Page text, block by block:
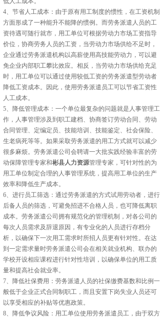
4、节省人工成本：由于原有用工制度的惯性，在工资机制
方面形成了一种能升不能降的惯例。而劳务派遣人员的工
资待遇可随行就市，用工单位可根据劳动力市场工资指导
价位，协商劳务人员的工资，当劳动力市场供给不足时，
企业通过劳务派遣机构以高薪使用高技能劳动力，可以避
免企业内部职工攀比效应。相反，当劳动力市场供给充足
时，用工单位可以通过使用较低工资的劳务派遣型劳动者
降低工资成本。因此，使用劳务派遣员工可以节省工资性
人工成本。
5、降低管理成本：一个单位最复杂的问题就是人事管理工
作，人事管理涉及到职工建档、协商签订劳动合同、劳动
合同管理、定编定员、技能培训、技能鉴定、社会保险、
生老病死等等。如果采取劳务派遣的用工方式就可以减少
很多麻烦。劳务派遣公司会聘请一大批实践经验丰富的劳
动保障管理专家和彬县人力资源管理专家，可针对性的为
用工单位制定合理的人事管理系统，提高用工单位的生产
效率和降低生产成本。
6、进行员工筛选：通过劳务派遣的方式试用劳动者，进行
后备人员的筛选，可避免招进不合格人员，也可降低离职
成本。劳务派遣公司拥有规范化的管理机制，对各公司的
每次人员需求及辞退原因，有专业化的人员进行存档分
析，以确保下一次用工需求时所招人员更有针对性。在达
到一定需求量时劳务派遣公司会在相关就业机构、联办的
学校开设相应课程进行针对性培训，以确保单位的用工质
量和提高社会就业率。
7、降低社保费用：劳务派遣人员的社保缴费基数和比例一
般低于企业正式合同制职工，而且安置下岗失业人员还可
以享受相应的补贴等优惠政策。
8、降低争议风险：用工单位使用劳务派遣员工，由于双方